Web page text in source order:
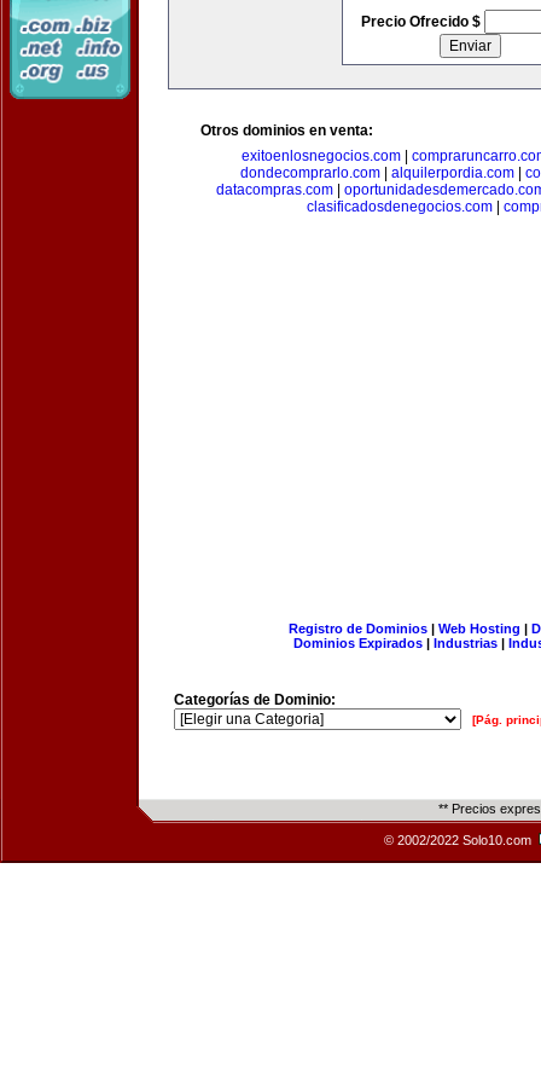
Precio Ofrecido $
Otros dominios en venta:
exitoenlosnegocios.com
dondecomprarlo.com| alquilerpordia.com|
datacompras.com
clasificadosdenegocios.com|
Registro de Dominios| Web Hosting |
Dominios Expirados | Industrias |
Categorías de Dominio:
[Pág.
** Precios
© 2002/2022 Solo10.com